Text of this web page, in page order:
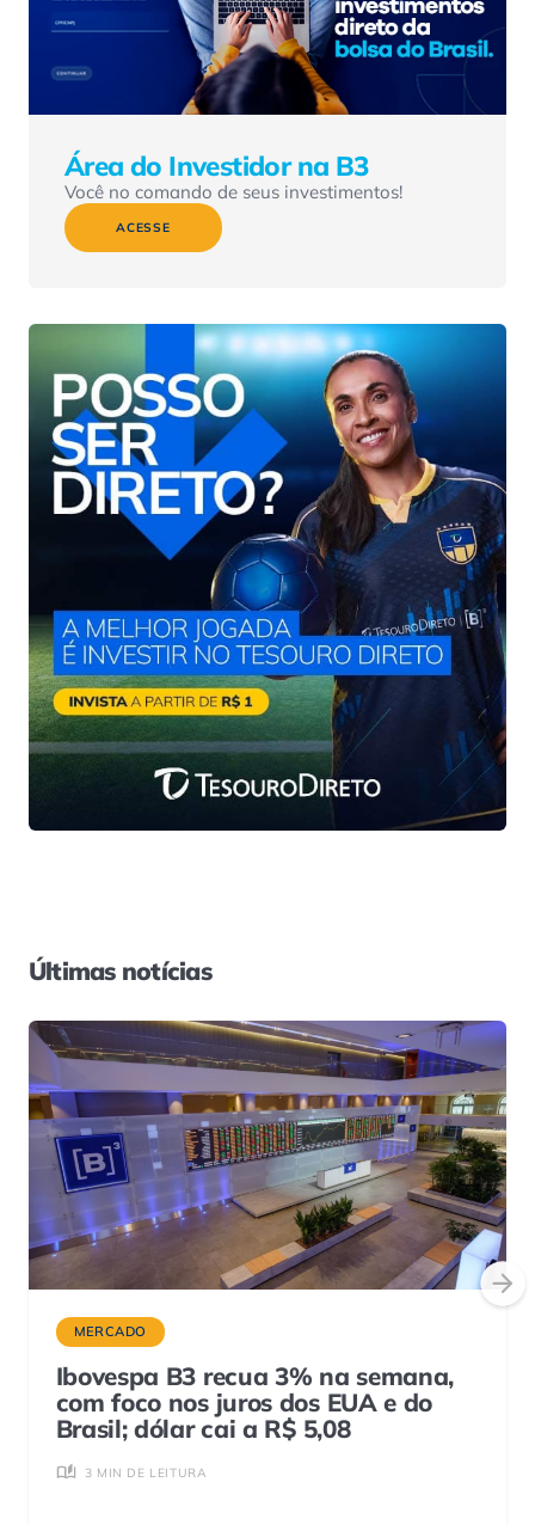
Área do Investidor na B3
Você no comando de seus investimentos!
ACESSE
Últimas notícias
MERCADO
Ibovespa B3 recua 3% na semana,
com foco nos juros dos EUA e do
Brasil; dólar cai a R$ 5,08
3 MIN DE LEITURA